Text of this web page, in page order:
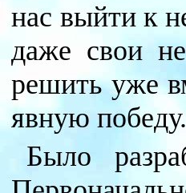
нас выйти к
даже свои
решить уже
явную победу.
Было